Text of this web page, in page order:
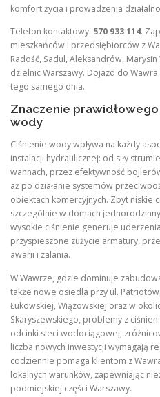
komfort życia i prowadzenia
Telefon kontaktowy: 570 933 114.
mieszkańców i przedsiębiorców z
Radość, Sadul, Aleksandrów,
dzielnic Warszawy. Dojazd do
tego samego dnia.
Znaczenie
wody
Ciśnienie wody wpływa na każdy
instalacji hydraulicznej: od siły
wannach, przez efektywność
aż po działanie systemów
obiektach komercyjnych. Zbyt niskie
szczególnie w domach
wysokie ciśnienie generuje
przyspieszone zużycie armatury,
awarii i zalania.
W Wawrze, gdzie dominuje
także nowe osiedla przy ul.
Łukowskiej, Wiązowskiej oraz w
Skaryszewskiego, problemy z
odcinki sieci wodociągowej,
liczba nowych inwestycji wymagają
codziennie pomaga klientom z
lokalnych warunków, zapewniając
podmiejskiej części Warszawy.